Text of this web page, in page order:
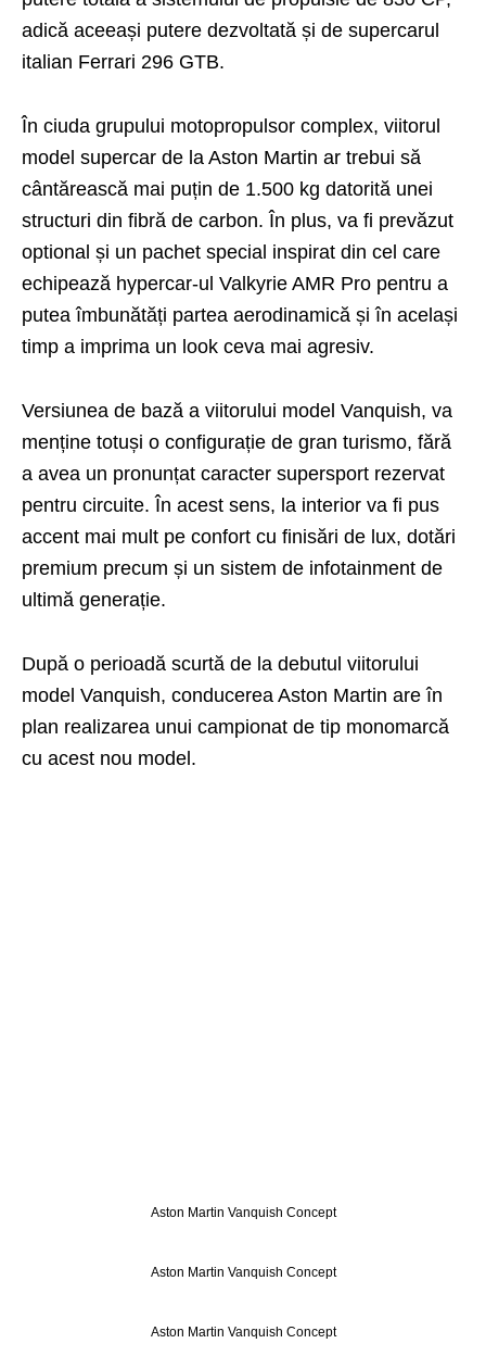
adică aceeași putere dezvoltată și de supercarul
italian Ferrari 296 GTB.
În ciuda grupului motopropulsor complex, viitorul
model supercar de la Aston Martin ar trebui să
cântărească mai puțin de 1.500 kg datorită unei
structuri din fibră de carbon. În plus, va fi prevăzut
optional și un pachet special inspirat din cel care
echipează hypercar-ul Valkyrie AMR Pro pentru a
putea îmbunătăți partea aerodinamică și în același
timp a imprima un look ceva mai agresiv.
Versiunea de bază a viitorului model Vanquish, va
menține totuși o configurație de gran turismo, fără
a avea un pronunțat caracter supersport rezervat
pentru circuite. În acest sens, la interior va fi pus
accent mai mult pe confort cu finisări de lux, dotări
premium precum și un sistem de infotainment de
ultimă generație.
După o perioadă scurtă de la debutul viitorului
model Vanquish, conducerea Aston Martin are în
plan realizarea unui campionat de tip monomarcă
cu acest nou model.
Aston Martin Vanquish Concept
Aston Martin Vanquish Concept
Aston Martin Vanquish Concept